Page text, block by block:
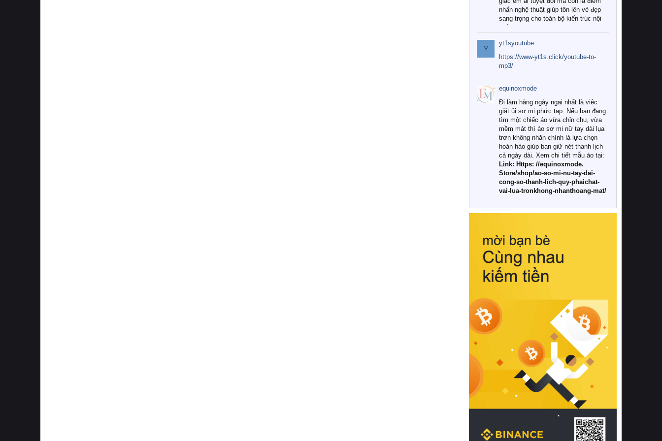
nhấn nghệ thuật giúp tôn lên vẻ đẹp
sang trọng cho toàn bộ kiến trúc nội
Tuy nhiên, giữa thị trường đa dạng
với vô vàn thương hiệu và mẫu mã
như hiện nay, làm thế nào để chọn
được những bộ chăn ga gối đệm cao
cấp thực sự chất lượng, phù hợp với
khí hậu và nhu cầu sử dụng của gia
đình? Hãy cùng chúng tôi đi tìm lời
giải đáp chi tiết qua bài viết dưới đây.
1. Tại sao các gia đình hiện đại lại ưa
chuộng chăn ga gối đệm cao cấp?
Khác với các dòng sản phẩm thông
thường, những bộ chăn ga gối đệm
cao cấp trải qua quy trình sản xuất
nghiêm ngặt từ khâu chọn lọc nguyên
liệu tự nhiên đến công nghệ dệt
nhuộm hiện đại không chứa hóa chất
này, bạn sẽ cảm nhận rõ rệt sự khác
hồi chuẩn xác của phần đệm nâng đỡ
cột sống.
Bên cạnh đó, việc lựa chọn các dòng
sản phẩm đạt chuẩn chất lượng quốc
tế còn giúp ngăn ngừa tình trạng kích
khuẩn và nấm mốc trong điều kiện
thời tiết nóng ẩm. Bạn có thể tìm hiểu
thêm các nghiên cứu khoa học về tác
động của giấc ngủ và môi trường
phòng ngủ đối với sức khỏe con
người tại Sleep Foundation (External
Link) để có cái nhìn toàn diện hơn.
2. Các tiêu chí vàng khi lựa chọn
chăn ga gối đệm cao cấp cho phòng
ngủ
Để sở hữu một bộ chăn ga gối đệm
cao cấp hoàn hảo cả về thẩm mỹ lẫn
công năng, người tiêu dùng cần cân
nhắc kỹ lưỡng các tiêu chí quan trọng
Y
yt1syoutube
https://www-yt1s.click/youtube-to-
mp3/
equinoxmode
Đi làm hàng ngày ngại nhất là việc
giặt ủi sơ mi phức tạp. Nếu bạn đang
tìm một chiếc áo vừa chỉn chu, vừa
mềm mát thì áo sơ mi nữ tay dài lụa
trơn không nhăn chính là lựa chọn
hoàn hảo giúp bạn giữ nét thanh lịch
cả ngày dài. Xem chi tiết mẫu áo tại:
Link: Https: //equinoxmode.
Store/shop/ao-so-mi-nu-tay-dai-
cong-so-thanh-lich-quy-phaichat-
vai-lua-tronkhong-nhanthoang-mat/